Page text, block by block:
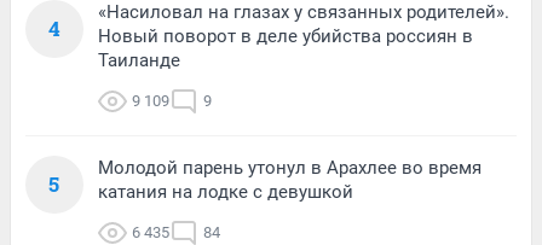
4
«Насиловал на глазах у связанных родителей».
Новый поворот в деле убийства россиян в
Таиланде
9 109 9
5
Молодой парень утонул в Арахлее во время
катания на лодке с девушкой
6 435 84